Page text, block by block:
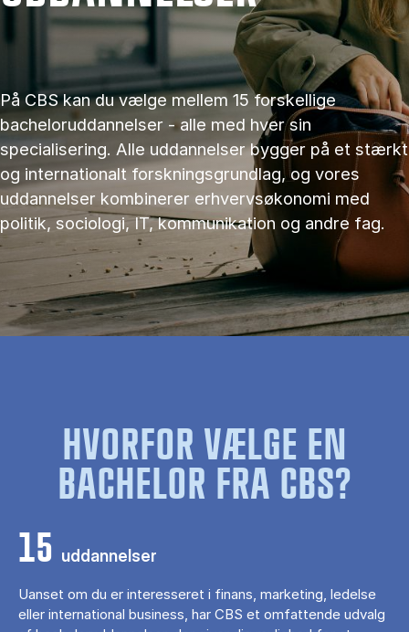
På CBS kan du vælge mellem 15 forskellige
bacheloruddannelser - alle med hver sin
specialisering. Alle uddannelser bygger på et stærkt
og internationalt forskningsgrundlag, og vores
uddannelser kombinerer erhvervsøkonomi med
politik, sociologi, IT, kommunikation og andre fag.
HVORFOR VÆLGE EN
BACHELOR FRA CBS?
15 uddannelser
Uanset om du er interesseret i finans, marketing, ledelse
eller international business, har CBS et omfattende udvalg